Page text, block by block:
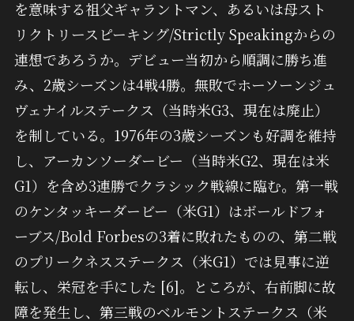
を意味する祖父ギャラントマン、あるいは母スト
リクトリースピーキング/Strictly Speakingからの
連想であろうか。デビュー当初から順調に勝ち進
み、2歳シーズンは4戦4勝。無敗でホーソーンジュ
ヴェナイルステークス（当時米G3、現在は廃止）
を制している。1976年の3歳シーズンも好調を維持
し、アーカンソーダービー（当時米G2、現在は米
G1）を含め3連勝でクラシック戦線に臨む。第一戦
のケンタッキーダービー（米G1）はボールドフォ
ーブス/Bold Forbesの3着に敗れたものの、第二戦
のプリークネスステークス（米G1）では見事に逆
転し、栄冠を手にした [6]。ところが、右前脚に故
障を発生し、第三戦のベルモントステークス（米